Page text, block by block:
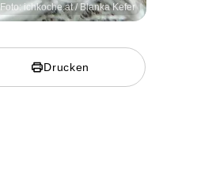
Foto: ichkoche.at / Blanka Kefer
Drucken